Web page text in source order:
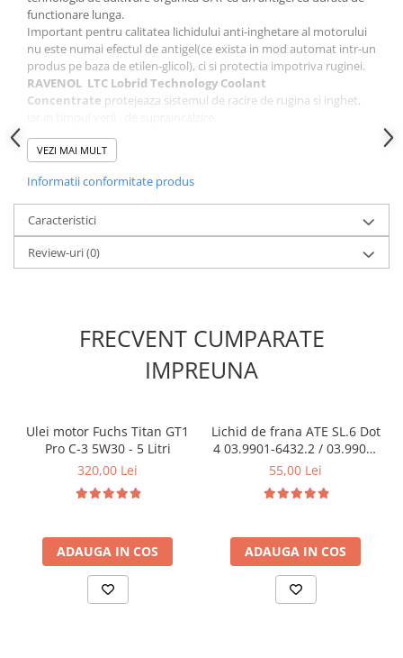
functionare lunga.
Important pentru calitatea lichidului anti-inghetare al motorului
nu este numai efectul de antigel(ce exista in mod automat intr-un
produs pe baza de etilen-glicol), ci si protectia impotriva ruginei.
RAVENOL LTC Lobrid Technology Coolant
Concentrate protejeaza sistemul de racire de rugina si inghet,
Aplicatii:
protectie impotriva inghetului si ruginei ,indiferent de anotimp ,
pentru folosirea in motoarele create doar din aluminiu..
Chiar si in timpul verii, lichidul de racire de vara trebuie sa contina
destul antigel pentru a asigura o protectie buna impotriva
coroziunii si supraincalzirii.
Instructiuni: Curatati sistemul de racire, verificati scurgerile ,
radiatorului sa se incalzeasca, adaugati antigelul pana la linia de
-12 ° C 25%
75%
65%
Specificatii:
VW TL 774-G (entspricht G12++), MAN 324 Typ Si-OAT, MB 325.5,
Porsche incepand cu modelul Boxster 97, Cayman, Cayenne,
VEZI MAI MULT
Informatii conformitate produs
Caracteristici
Review-uri(0)
FRECVENT CUMPARATE
IMPREUNA
Ulei motor Fuchs Titan GT1
Pro C-3 5W30 - 5 Litri
320,00 Lei
ADAUGA IN COS
Lichid de frana ATE SL.6 Dot
4 03.9901-6432.2 / 03.9901-
6432.2 - 1 Litru
55,00 Lei
ADAUGA IN COS